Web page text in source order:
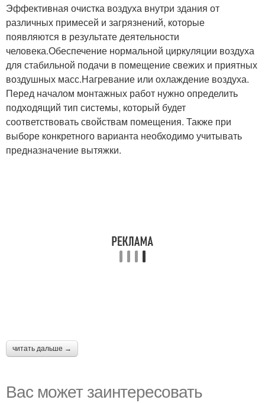
Эффективная очистка воздуха внутри здания от
различных примесей и загрязнений, которые
появляются в результате деятельности
человека.Обеспечение нормальной циркуляции воздуха
для стабильной подачи в помещение свежих и приятных
воздушных масс.Нагревание или охлаждение воздуха.
Перед началом монтажных работ нужно определить
подходящий тип системы, который будет
соответствовать свойствам помещения. Также при
выборе конкретного варианта необходимо учитывать
предназначение вытяжки.
читать дальше →
Вас может заинтересовать